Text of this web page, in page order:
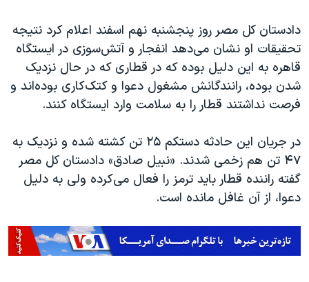
آرشیو پخش زنده
مجموعه مستندهای دادخواهی
تریبونال مردمی آبان ۹۸
دادگاه حمید نوری
چهل سال گروگان‌گیری
اعتراضات مردمی آبان ۹۸
اسرائیل در جنگ
نرگس محمدی برنده جایزه نوبل صلح
همایش محافظه‌کاران آمریکا «سی‌پک»
صفحه‌های ویژه
دادستان کل مصر روز پنجشنبه نهم اسفند اعلام کرد نتیجه
تحقیقات او نشان می‌دهد انفجار و آتش‌سوزی در ایستگاه
قاهره به این دلیل بوده که در قطاری که در حال نزدیک
شدن بوده، رانندگانش مشغول دعوا و کتک‌کاری بوده‌اند و
فرصت نداشتند قطار را به سلامت وارد ایستگاه کنند.
در جریان این حادثه دستکم ۲۵ تن کشته شده و نزدیک به
۴۷ تن هم زخمی شدند. «نبیل صادق» دادستان کل مصر
گفته راننده قطار باید ترمز را فعال می‌کرده ولی به دلیل
دعوا، از آن غافل مانده است.